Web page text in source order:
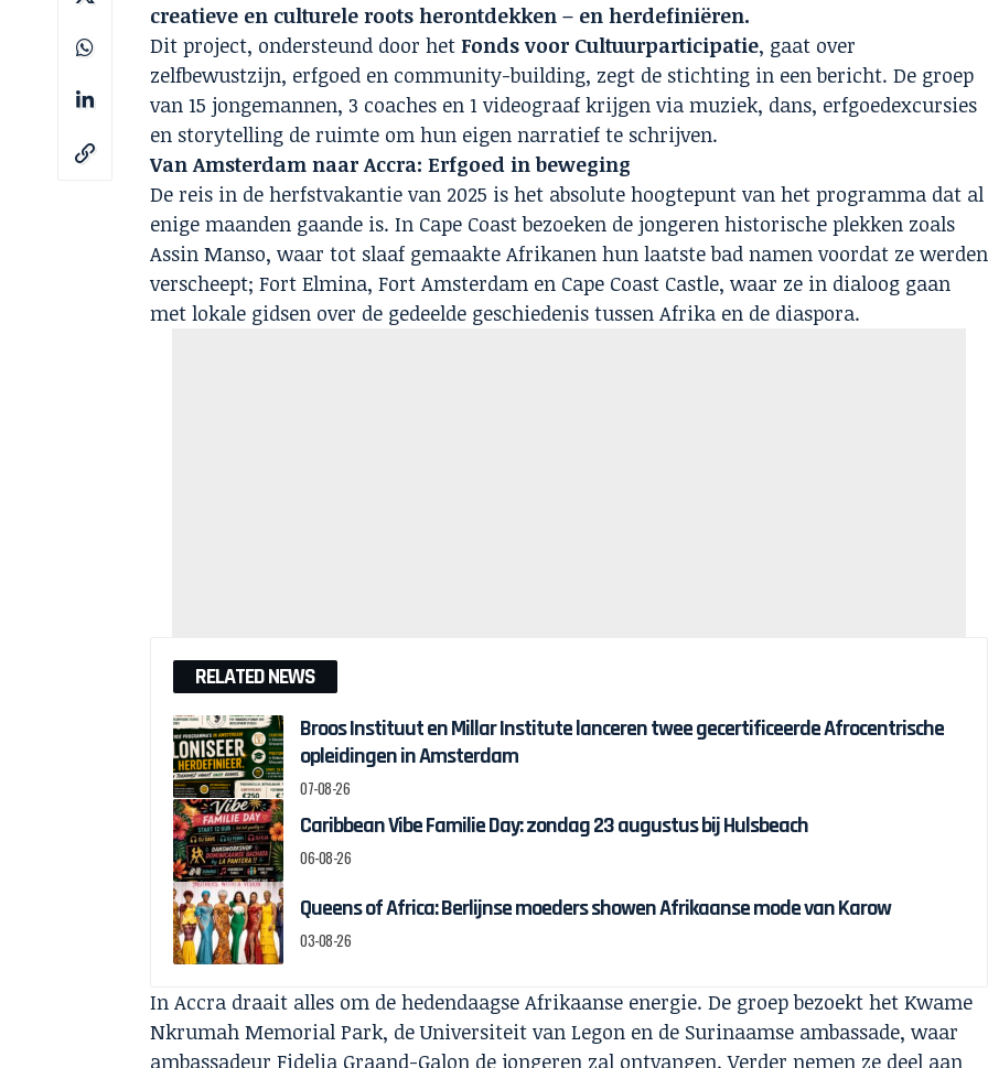
creatieve en culturele roots herontdekken – en herdefiniëren.
Dit project, ondersteund door hetFonds voor Cultuurparticipatie, gaat over
zelfbewustzijn, erfgoed en community-building, zegt de stichting in een bericht. De groep
van 15 jongemannen, 3 coaches en 1 videograaf krijgen via muziek, dans, erfgoedexcursies
en storytelling de ruimte om hun eigen narratief te schrijven.
Van Amsterdam naar Accra: Erfgoed in beweging
De reis in de herfstvakantie van 2025 is het absolute hoogtepunt van het programma dat al
enige maanden gaande is. In Cape Coast bezoeken de jongeren historische plekken zoals
Assin Manso, waar tot slaaf gemaakte Afrikanen hun laatste bad namen voordat ze werden
verscheept; Fort Elmina, Fort Amsterdam en Cape Coast Castle, waar ze in dialoog gaan
met lokale gidsen over de gedeelde geschiedenis tussen Afrika en de diaspora.
RELATED NEWS
Broos Instituut en Millar Institute lanceren twee gecertificeerde Afrocentrische
opleidingen in Amsterdam
07-08-26
Caribbean Vibe Familie Day: zondag 23 augustus bij Hulsbeach
06-08-26
Queens of Africa: Berlijnse moeders showen Afrikaanse mode van Karow
03-08-26
In Accra draait alles om de hedendaagse Afrikaanse energie. De groep bezoekt het Kwame
Nkrumah Memorial Park, de Universiteit van Legon en de Surinaamse ambassade, waar
ambassadeur Fidelia Graand-Galon de jongeren zal ontvangen. Verder nemen ze deel aan